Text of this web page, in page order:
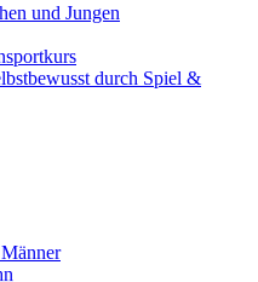
und Jungen
durch Spiel &